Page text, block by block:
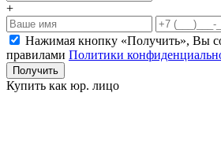
+
Нажимая кнопку «Получить», Вы
правилами Политики
Получить
Купить как юр. лицо